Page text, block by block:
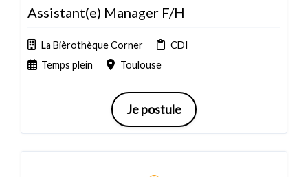
Assistant(e) Manager F/H
La Bièrothèque Corner
CDI
Temps plein
Toulouse
Je postule